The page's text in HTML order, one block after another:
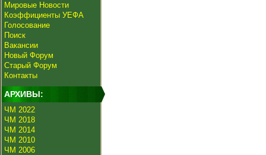
Мировые Новости
Коэффициенты УЕФА
Голосование
Поиск
Вакансии
Новый Форум
Старый Форум
Контакты
АРХИВЫ:
ЧМ 2022
ЧМ 2018
ЧМ 2014
ЧМ 2010
ЧМ 2006